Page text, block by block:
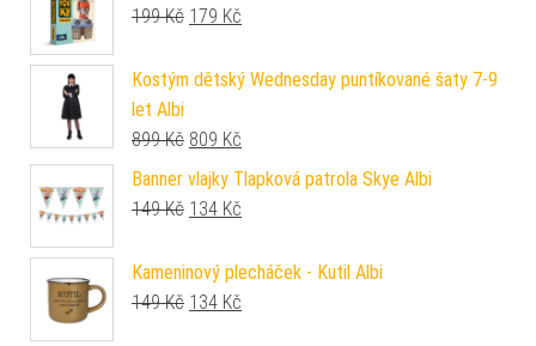
199Kč Původní cena byla: 199 Kč.
179 Kč
Kostým dětský Wednesday puntíkované šaty 7-9
let Albi
899Kč Původní cena byla: 899 Kč.
809 Kč
Banner vlajky Tlapková patrola Skye Albi
149Kč Původní cena byla: 149 Kč.
134 Kč
Kameninový plecháček - Kutil Albi
149Kč Původní cena byla: 149 Kč.
134 Kč